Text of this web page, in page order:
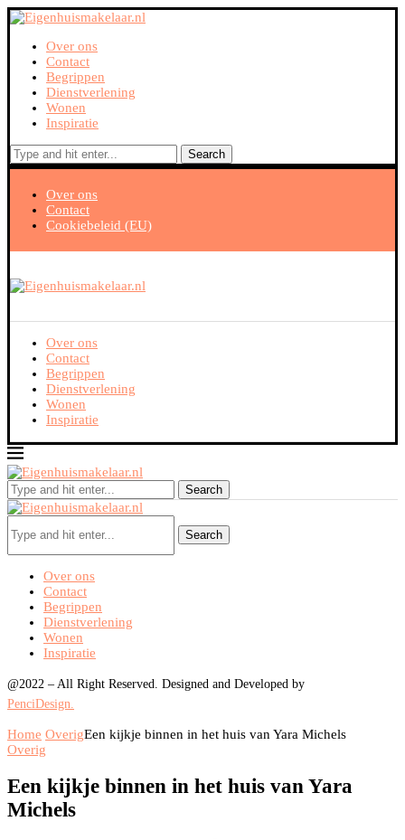
Over ons
Contact
Begrippen
Dienstverlening
Wonen
Inspiratie
Search
Over ons
Contact
Cookiebeleid (EU)
Over ons
Contact
Begrippen
Dienstverlening
Wonen
Inspiratie
Search
Search
Over ons
Contact
Begrippen
Dienstverlening
Wonen
Inspiratie
@2022 – All Right Reserved. Designed and Developed by
PenciDesign.
Home OverigEen kijkje binnen in het huis van Yara Michels
Overig
Een kijkje binnen in het huis van Yara
Michels